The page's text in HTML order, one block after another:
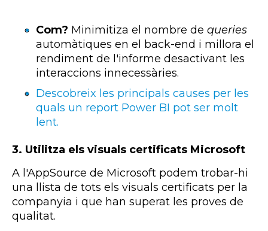
Com? Minimitiza el nombre de queries
automàtiques en el back-end i millora el
rendiment de l'informe desactivant les
interaccions innecessàries.
Descobreix les principals causes per les
quals un report Power BI pot ser molt
lent.
3. Utilitza els visuals certificats Microsoft
A l'AppSource de Microsoft podem trobar-hi
una llista de tots els visuals certificats per la
companyia i que han superat les proves de
qualitat.